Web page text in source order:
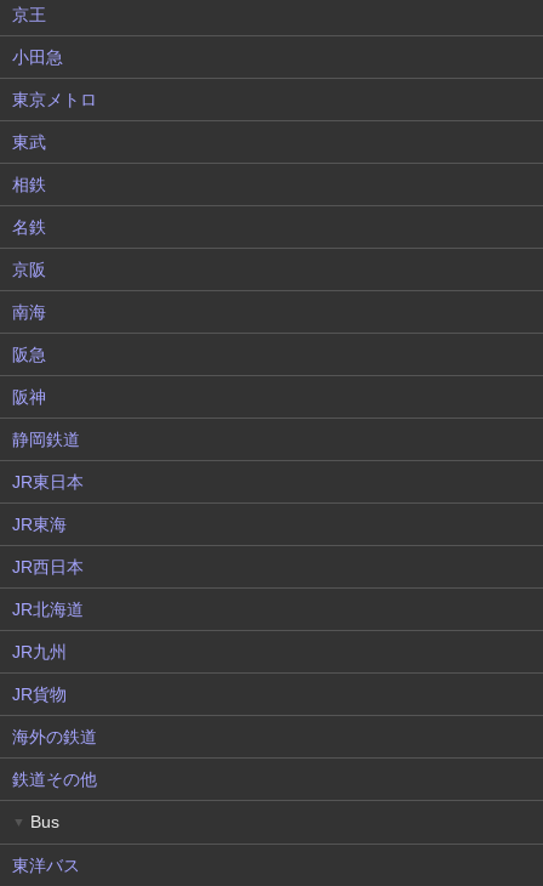
京王
小田急
東京メトロ
東武
相鉄
名鉄
京阪
南海
阪急
阪神
静岡鉄道
JR東日本
JR東海
JR西日本
JR北海道
JR九州
JR貨物
海外の鉄道
鉄道その他
▼ Bus
東洋バス